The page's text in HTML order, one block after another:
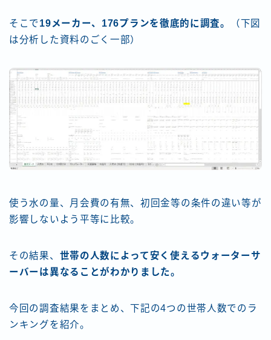
そこで19メーカー、176プランを徹底的に調査。
（下図
は分析した資料のごく一部）
使う水の量、月会費の有無、初回金等の条件の違い等が
影響しないよう平等に比較。
その結果、 世帯の人数によって安く使えるウォーターサ
ーバーは異なることがわかりました。
今回の調査結果をまとめ、下記の4つの世帯人数でのラ
ンキングを紹介。